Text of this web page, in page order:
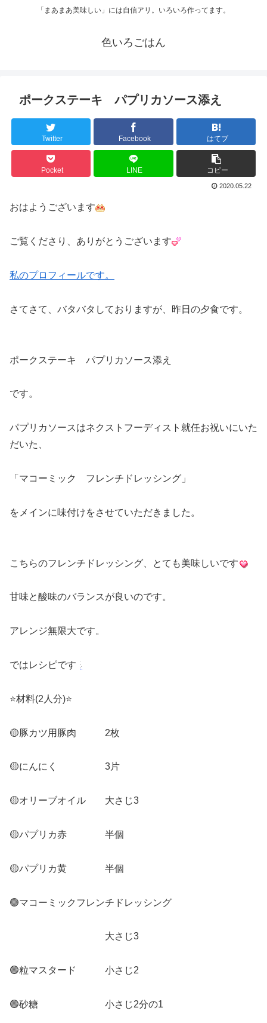
「まあまあ美味しい」には自信アリ。いろいろ作ってます。
色いろごはん
ポークステーキ パプリカソース添え
Twitter Facebook はてブ
Pocket LINE コピー
2020.05.22
おはようございます
ご覧くださり、ありがとうございます
私のプロフィールです。
さてさて、バタバタしておりますが、昨日の夕食です。
ポークステーキ パプリカソース添え
です。
パプリカソースはネクストフーディスト就任お祝いにいた
だいた、
「マコーミック フレンチドレッシング」
をメインに味付けをさせていただきました。
こちらのフレンチドレッシング、とても美味しいです
甘味と酸味のバランスが良いのです。
アレンジ無限大です。
ではレシピです
⭐️材料(2人分)⭐️
🟡豚カツ用豚肉 2枚
🟡にんにく 3片
🟡オリーブオイル 大さじ3
🟡パプリカ赤 半個
🟡パプリカ黄 半個
🟢マコーミックフレンチドレッシング
大さじ3
🟢粒マスタード 小さじ2
🟢砂糖 小さじ2分の1